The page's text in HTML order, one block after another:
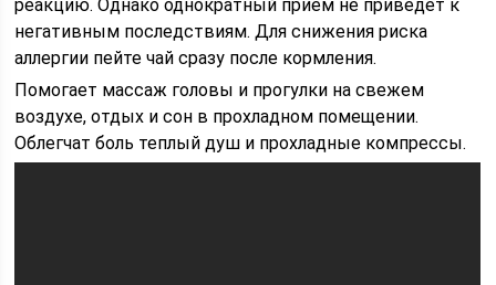
реакцию. Однако однократный прием не приведет к
негативным последствиям. Для снижения риска
аллергии пейте чай сразу после кормления.
Помогает массаж головы и прогулки на свежем
воздухе, отдых и сон в прохладном помещении.
Облегчат боль теплый душ и прохладные компрессы.